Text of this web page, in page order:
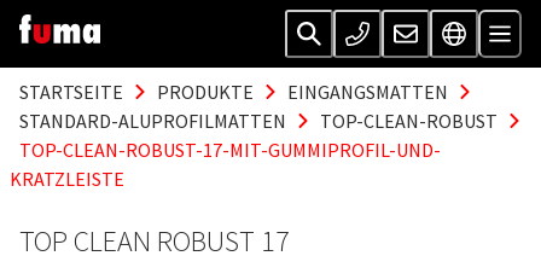
STARTSEITE PRODUKTE
EINGANGSMATTEN
STANDARD-ALUPROFILMATTEN
TOP-CLEAN-ROBUST
TOP-CLEAN-ROBUST-17-MIT-GUMMIPROFIL-UND-
KRATZLEISTE
TOP CLEAN ROBUST 17